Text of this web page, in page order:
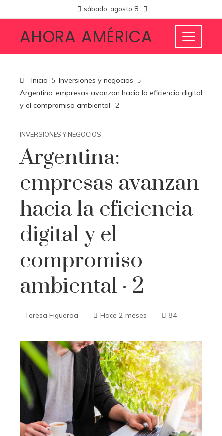
sábado, agosto 8
AHORA AMÉRICA
Inicio
Inversiones y negocios
Argentina: empresas avanzan hacia la eficiencia digital
y el compromiso ambiental · 2
INVERSIONES Y NEGOCIOS
Argentina:
empresas avanzan
hacia la eficiencia
digital y el
compromiso
ambiental · 2
Teresa Figueroa Hace 2 meses 84